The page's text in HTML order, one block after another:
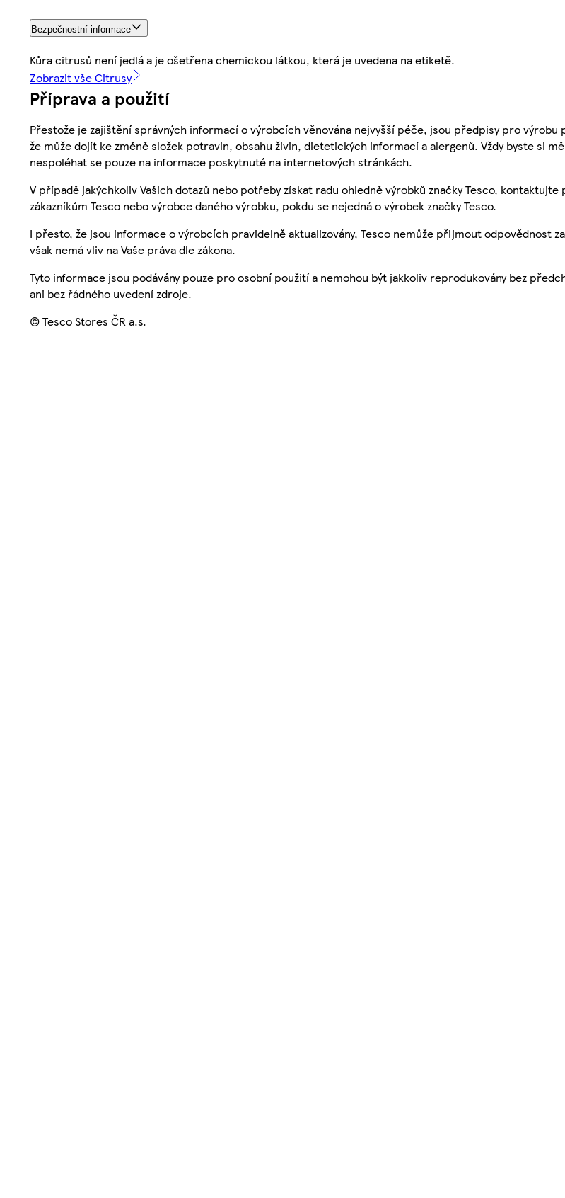
Bezpečnostní informace
Kůra citrusů není jedlá a je ošetřena chemickou látkou, která je uvedena na etiketě.
Zobrazit vše Citrusy
Příprava a použití
Přestože je zajištění správných informací o výrobcích věnována nejvyšší péče, jsou předpisy pro výrobu
že může dojít ke změně složek potravin, obsahu živin, dietetických informací a alergenů. Vždy byste si
nespoléhat se pouze na informace poskytnuté na internetových stránkách.
V případě jakýchkoliv Vašich dotazů nebo potřeby získat radu ohledně výrobků značky Tesco,
zákazníkům Tesco nebo výrobce daného výrobku, pokdu se nejedná o výrobek značky Tesco.
I přesto, že jsou informace o výrobcích pravidelně aktualizovány, Tesco nemůže přijmout odpovědnost
však nemá vliv na Vaše práva dle zákona.
Tyto informace jsou podávány pouze pro osobní použití a nemohou být jakkoliv reprodukovány bez
ani bez řádného uvedení zdroje.
© Tesco Stores ČR a.s.